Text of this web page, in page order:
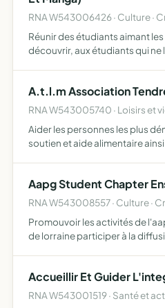
RNA W543006426 · Culture ·
Réunir des étudiants aimant
découvrir, aux étudiants qui ne
A.t.l.m Association
RNA W543005740 · Loisirs et
Aider les personnes les plus
soutien et aide alimentaire
Aapg Student Chapter
RNA W543008557 · Culture ·
Promouvoir les activités de
de lorraine participer à la
(confére…
Accueillir Et Guider
RNA W543001519 · Santé et